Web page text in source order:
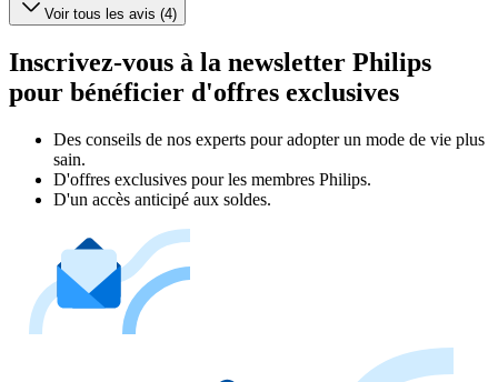
Voir tous les avis (4)
Inscrivez-vous à la newsletter Philips
pour bénéficier d'offres exclusives
Des conseils de nos experts pour adopter un mode de vie plus
sain.
D'offres exclusives pour les membres Philips.
D'un accès anticipé aux soldes.